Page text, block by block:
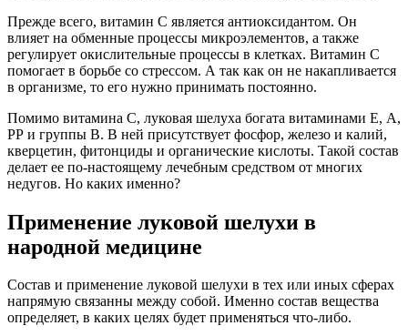
Прежде всего, витамин С является антиоксидантом. Он
влияет на обменные процессы микроэлементов, а также
регулирует окислительные процессы в клетках. Витамин С
помогает в борьбе со стрессом. А так как он не накапливается
в организме, то его нужно принимать постоянно.
Помимо витамина С, луковая шелуха богата витаминами Е, А,
РР и группы В. В ней присутствует фосфор, железо и калий,
кверцетин, фитонциды и органические кислоты. Такой состав
делает ее по-настоящему лечебным средством от многих
недугов. Но каких именно?
Применение луковой шелухи в
народной медицине
Состав и применение луковой шелухи в тех или иных сферах
напрямую связанны между собой. Именно состав вещества
определяет, в каких целях будет применяться что-либо.